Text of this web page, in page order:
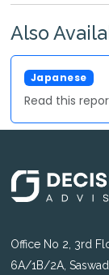
Also
Japanese
Read this
Office No 2, 3rd
6A/1B/2A, Saswad